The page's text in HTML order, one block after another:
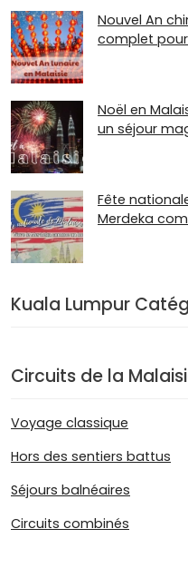
Nouvel An
complet
Noël en
un séjour
Fête
Merdeka
Kuala Lumpur
Circuits de la
Voyage classique
Hors des sentiers battus
Séjours balnéaires
Circuits combinés